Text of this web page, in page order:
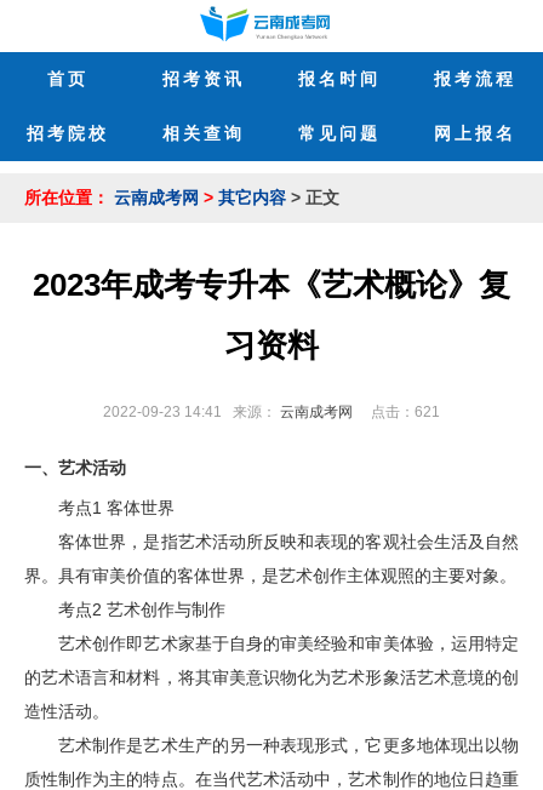
首页 招考资讯 报名时间 报考流程
招考院校 相关查询 常见问题 网上报名
所在位置： 云南成考网 > 其它内容 > 正文
2023年成考专升本《艺术概论》复
习资料
2022-09-23 14:41 来源： 云南成考网 点击： 621
作
成
一、艺术活动
考点1 客体世界
客体世界，是指艺术活动所反映和表现的客观社会生活及自然
界。具有审美价值的客体世界，是艺术创作主体观照的主要对象。
考点2 艺术创作与制作
艺术创作即艺术家基于自身的审美经验和审美体验，运用特定
的艺术语言和材料，将其审美意识物化为艺术形象活艺术意境的创
造性活动。
艺术制作是艺术生产的另一种表现形式，它更多地体现出以物
质性制作为主的特点。在当代艺术活动中，艺术制作的地位日趋重